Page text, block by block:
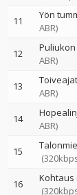
11 Yön
ABR)
12
ABR)
13
ABR)
14
ABR)
15
16 Kohtaus